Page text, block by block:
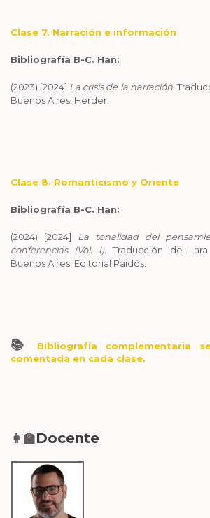
Clase 7. Narración e información
Bibliografía B-C. Han:
(2023) [2024] La crisis de la narración.
Buenos Aires: Herder.
Clase 8. Romanticismo y Oriente
Bibliografía B-C. Han:
(2024) [2024] La tonalidad del
conferencias (Vol. I). Traducción de
Buenos Aires: Editorial Paidós.
📚
Bibliografía complementaria
comentada en cada clase.
👩‍🏫Docente